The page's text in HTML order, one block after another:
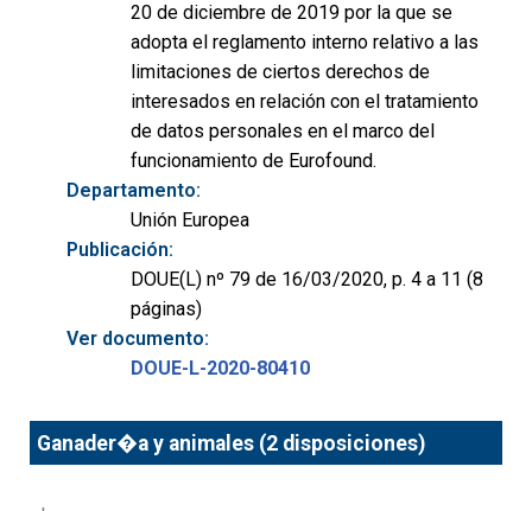
20 de diciembre de 2019 por la que se
adopta el reglamento interno relativo a las
limitaciones de ciertos derechos de
interesados en relación con el tratamiento
de datos personales en el marco del
funcionamiento de Eurofound.
Departamento:
Unión Europea
Publicación:
DOUE(L) nº 79 de 16/03/2020, p. 4 a 11 (8
páginas)
Ver documento:
DOUE-L-2020-80410
Ganader�a y animales (2 disposiciones)